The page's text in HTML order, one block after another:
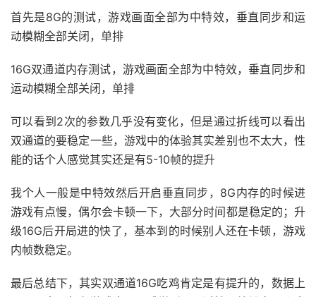
首先是8G的测试，游戏画面全部为中特效，垂直同步和运
动模糊全部关闭，单排
16G双通道内存测试，游戏画面全部为中特效，垂直同步和
运动模糊全部关闭，单排
可以看到2次的参数几乎没有变化，但是通过折线可以看出
双通道的要稳定一些，游戏中的体验其实差别也不太大，性
能的话个人感觉其实还是有5-10帧的提升
我个人一般是中特效然后开启垂直同步，8G内存的时候进
游戏有点慢，偶尔会卡顿一下，大部分时间都是稳定的；升
级16G后开局进的快了，基本到的时候别人还在卡顿，游戏
内帧数稳定。
最后总结下，其实双通道16G吃鸡肯定是有提升的，数据上